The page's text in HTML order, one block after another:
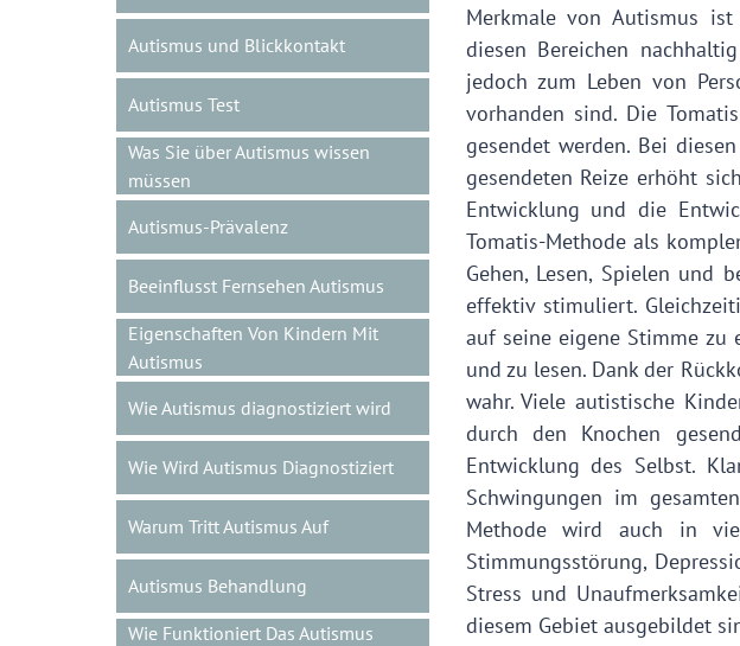
Autismus und Blickkontakt
Autismus Test
Was Sie über Autismus wissen
müssen
Autismus-Prävalenz
Beeinflusst Fernsehen Autismus
Eigenschaften Von Kindern Mit
Autismus
Wie Autismus diagnostiziert wird
Wie Wird Autismus Diagnostiziert
Warum Tritt Autismus Auf
Autismus Behandlung
Wie Funktioniert Das Autismus
Merkmale von Autismus
diesen Bereichen
jedoch zum Leben von
vorhanden sind. Die
gesendet werden. Bei
gesendeten Reize erhöht
Entwicklung und die
Tomatis-Methode als
Gehen, Lesen, Spielen und
effektiv stimuliert.
auf seine eigene Stimme zu
und zu lesen. Dank der
wahr. Viele autistische
durch den Knochen
Entwicklung des Selbst.
Schwingungen im
Methode wird auch in
Stimmungsstörung,
Stress und
diesem Gebiet ausgebildet